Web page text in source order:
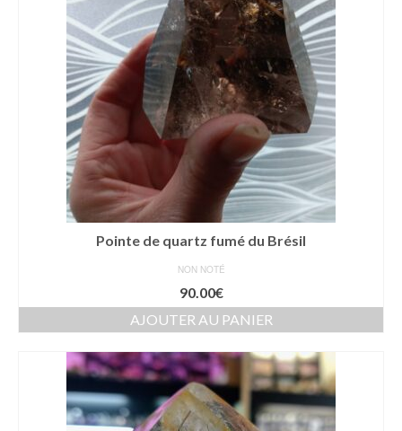
Pointe de quartz fumé du Brésil
NON NOTÉ
90.00€
AJOUTER AU PANIER